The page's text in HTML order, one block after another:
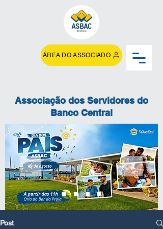
ÁREA DO ASSOCIADO
Associação dos Servidores do
Banco Central
Post